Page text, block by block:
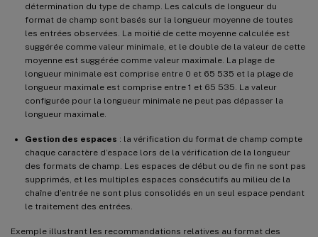
détermination du type de champ. Les calculs de longueur du
format de champ sont basés sur la longueur moyenne de toutes
les entrées observées. La moitié de cette moyenne calculée est
suggérée comme valeur minimale, et le double de la valeur de cette
moyenne est suggérée comme valeur maximale. La plage de
longueur minimale est comprise entre 0 et 65 535 et la plage de
longueur maximale est comprise entre 1 et 65 535. La valeur
configurée pour la longueur minimale ne peut pas dépasser la
longueur maximale.
Gestion des espaces : la vérification du format de champ compte
chaque caractère d’espace lors de la vérification de la longueur
des formats de champ. Les espaces de début ou de fin ne sont pas
supprimés, et les multiples espaces consécutifs au milieu de la
chaîne d’entrée ne sont plus consolidés en un seul espace pendant
le traitement des entrées.
Exemple illustrant les recommandations relatives au format des